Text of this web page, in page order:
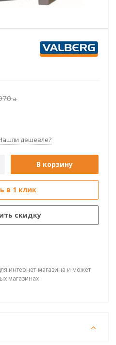
дешевле?
В корзину
в 1 клик
скидку
интернет-магазина и может
магазинах